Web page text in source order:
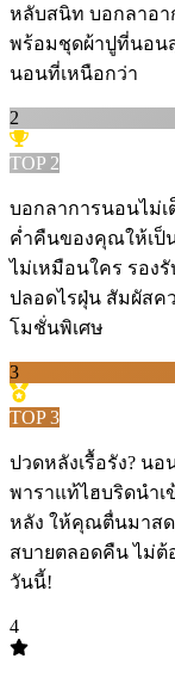
หลับสนิท บอกลาอา
พร้อมชุดผ้าปูที่นอน
นอนที่เหนือกว่า
2
TOP 2
บอกลาการนอนไม่เ
ค่ำคืนของคุณให้เป็
ไม่เหมือนใคร รอง
ปลอดไรฝุ่น สัมผัสค
โมชั่นพิเศษ
3
TOP3
ปวดหลังเรื้อรัง? นอ
พาราแท้ไฮบริดนำเ
หลัง ให้คุณตื่นมาส
สบายตลอดคืน ไม่ต้
วันนี้!
4